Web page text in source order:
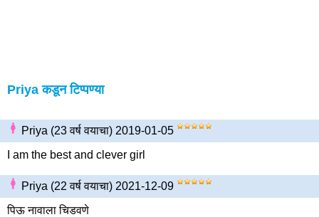
Priya कडून टिप्पण्या
Priya (23 वर्ष वयाचा) 2019-01-05
I am the best and clever girl
Priya (22 वर्ष वयाचा) 2021-12-09
पिऊ नावाला चिडवणे